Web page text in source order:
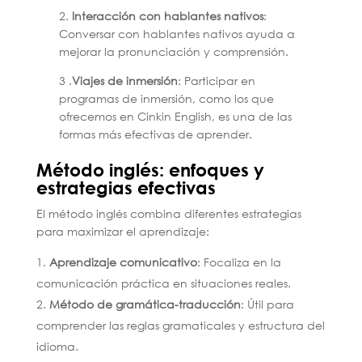
2. Interacción con hablantes nativos:
Conversar con hablantes nativos ayuda a
mejorar la pronunciación y comprensión.
3 .Viajes de inmersión: Participar en
programas de inmersión, como los que
ofrecemos en Cinkin English, es una de las
formas más efectivas de aprender.
Método inglés: enfoques y
estrategias efectivas
El método inglés combina diferentes estrategias
para maximizar el aprendizaje:
Aprendizaje comunicativo: Focaliza en la
comunicación práctica en situaciones reales.
Método de gramática-traducción: Útil para
comprender las reglas gramaticales y estructura del
idioma.